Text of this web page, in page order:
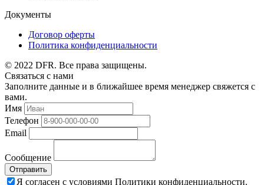
Документы
Договор оферты
Политика конфиденциальности
© 2022 DFR. Все права защищены.
Связаться с нами
Заполните данные и в ближайшее время менеджер свяжется с
вами.
Имя
Телефон
Email
Сообщение
Отправить
Я согласен с условиями Политики конфиденциальности.